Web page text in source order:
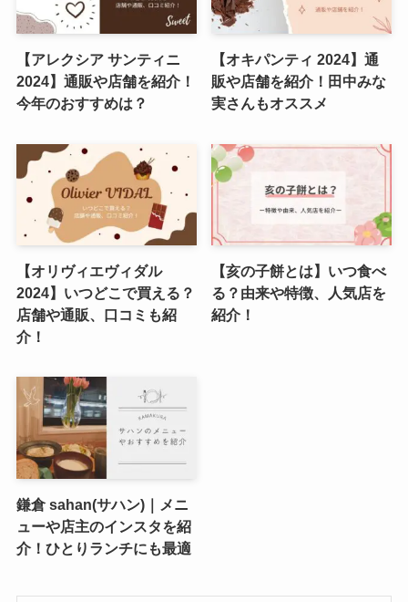
【アレクシア サンティニ
2024】通販や店舗を紹介！
今年のおすすめは？
【オキパンティ 2024】通
販や店舗を紹介！田中みな
実さんもオススメ
【オリヴィエヴィダル
2024】いつどこで買える？
店舗や通販、口コミも紹
介！
【亥の子餅とは】いつ食べ
る？由来や特徴、人気店を
紹介！
鎌倉 sahan(サハン)｜メニ
ューや店主のインスタを紹
介！ひとりランチにも最適